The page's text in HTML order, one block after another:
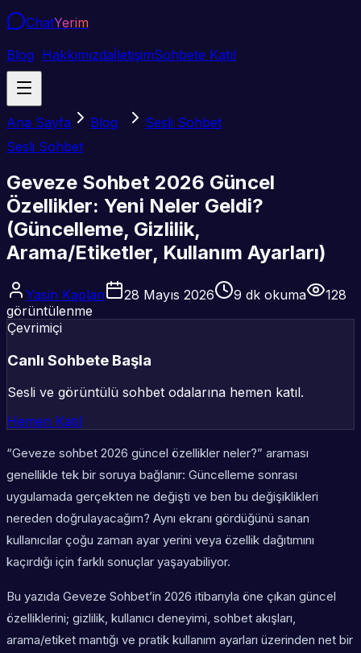
ChatYerim
Blog HakkımızdaİletişimSohbete Katıl
Ana Sayfa Blog
Sesli Sohbet
Sesli Sohbet
Geveze Sohbet 2026 Güncel
Özellikler: Yeni Neler Geldi?
(Güncelleme, Gizlilik,
Arama/Etiketler, Kullanım Ayarları)
Yasin Kaplan 28 Mayıs 2026 9 dk okuma
128
görüntülenme
Çevrimiçi
Canlı Sohbete Başla
Sesli ve görüntülü sohbet odalarına hemen katıl.
Hemen Katıl
“Geveze sohbet 2026 güncel özellikler neler?” araması
genellikle tek bir soruya bağlanır: Güncelleme sonrası
uygulamada gerçekten ne değişti ve ben bu değişiklikleri
nereden doğrulayacağım? Aynı ekranı gördüğünü sanan
kullanıcılar çoğu zaman ayar yerini veya özellik dağıtımını
kaçırdığı için farklı sonuçlar yaşayabiliyor.
Bu yazıda Geveze Sohbet’in 2026 itibarıyla öne çıkan güncel
özelliklerini; gizlilik, kullanıcı deneyimi, sohbet akışları,
arama/etiket mantığı ve pratik kullanım ayarları üzerinden net bir